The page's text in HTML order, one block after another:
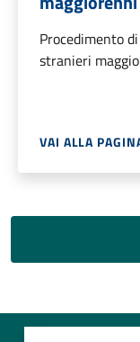
Procedimento
stranieri
VAI ALLA